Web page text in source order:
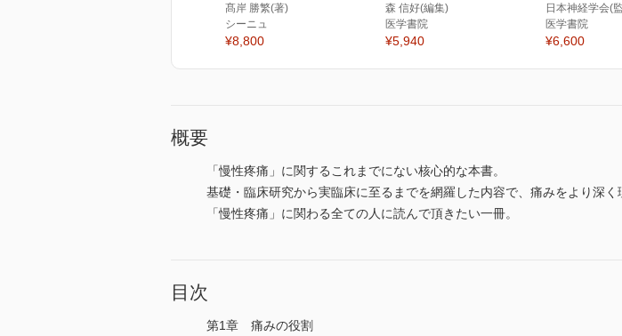
髙岸 勝繁(著)
シーニュ
¥8,800
森 信好(編集)
医学書院
¥5,940
日本神経学会(
医学書院
¥6,600
概要
「慢性疼痛」に関するこれまでにない核心的な本書。
基礎・臨床研究から実臨床に至るまでを網羅した内容で、痛みをより深く
「慢性疼痛」に関わる全ての人に読んで頂きたい一冊。
目次
第1章 痛みの役割